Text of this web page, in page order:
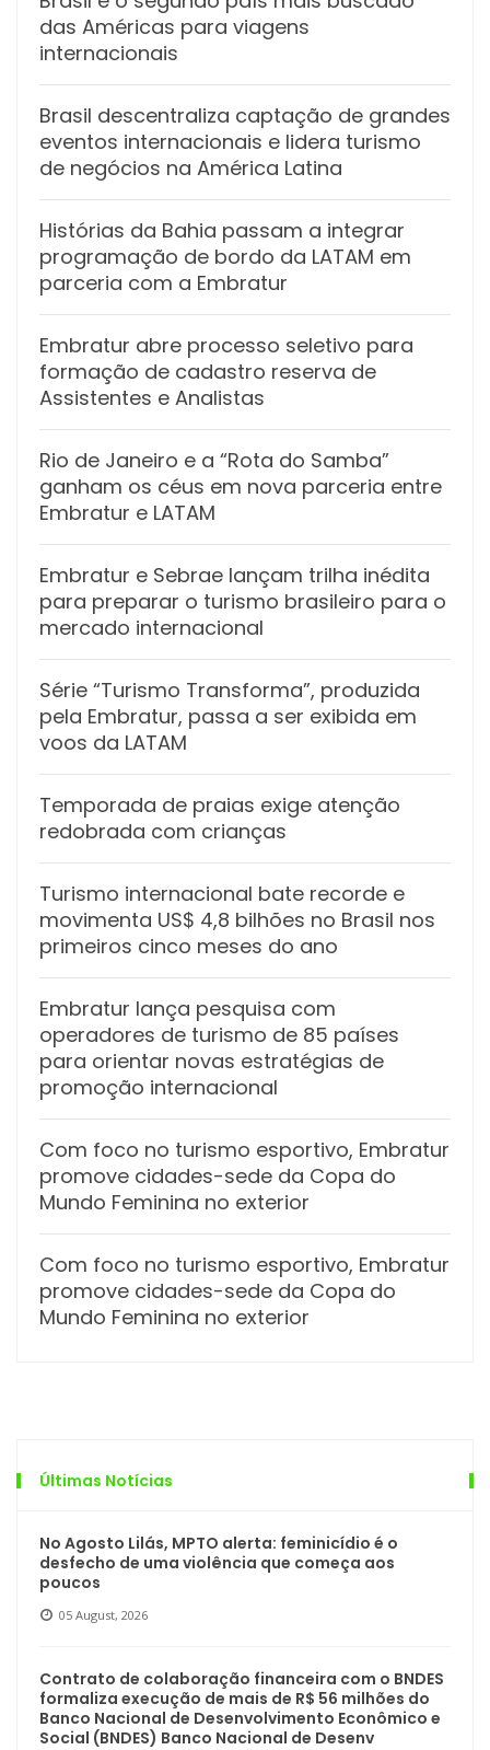
das Américas para viagens
internacionais
Brasil descentraliza captação de grandes
eventos internacionais e lidera turismo
de negócios na América Latina
Histórias da Bahia passam a integrar
programação de bordo da LATAM em
parceria com a Embratur
Embratur abre processo seletivo para
formação de cadastro reserva de
Assistentes e Analistas
Rio de Janeiro e a “Rota do Samba”
ganham os céus em nova parceria entre
Embratur e LATAM
Embratur e Sebrae lançam trilha inédita
para preparar o turismo brasileiro para o
mercado internacional
Série “Turismo Transforma”, produzida
pela Embratur, passa a ser exibida em
voos da LATAM
Temporada de praias exige atenção
redobrada com crianças
Turismo internacional bate recorde e
movimenta US$ 4,8 bilhões no Brasil nos
primeiros cinco meses do ano
Embratur lança pesquisa com
operadores de turismo de 85 países
para orientar novas estratégias de
promoção internacional
Com foco no turismo esportivo, Embratur
promove cidades-sede da Copa do
Mundo Feminina no exterior
Com foco no turismo esportivo, Embratur
promove cidades-sede da Copa do
Mundo Feminina no exterior
Últimas Notícias
No Agosto Lilás, MPTO alerta: feminicídio é o
desfecho de uma violência que começa aos
poucos
05 August, 2026
Contrato de colaboração financeira com o BNDES
formaliza execução de mais de R$ 56 milhões do
Banco Nacional de Desenvolvimento Econômico e
Social (BNDES) Banco Nacional de Desenv